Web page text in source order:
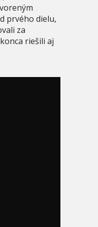
prvého dielu,
za
riešili aj